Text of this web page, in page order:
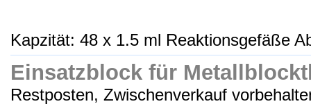
Kapzität: 48 x 1.5 ml Reaktionsgefäße
Einsatzblock für
Restposten, Zwischenverkauf